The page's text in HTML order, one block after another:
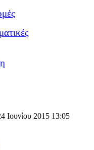
Ιουνίου 2015 13:05